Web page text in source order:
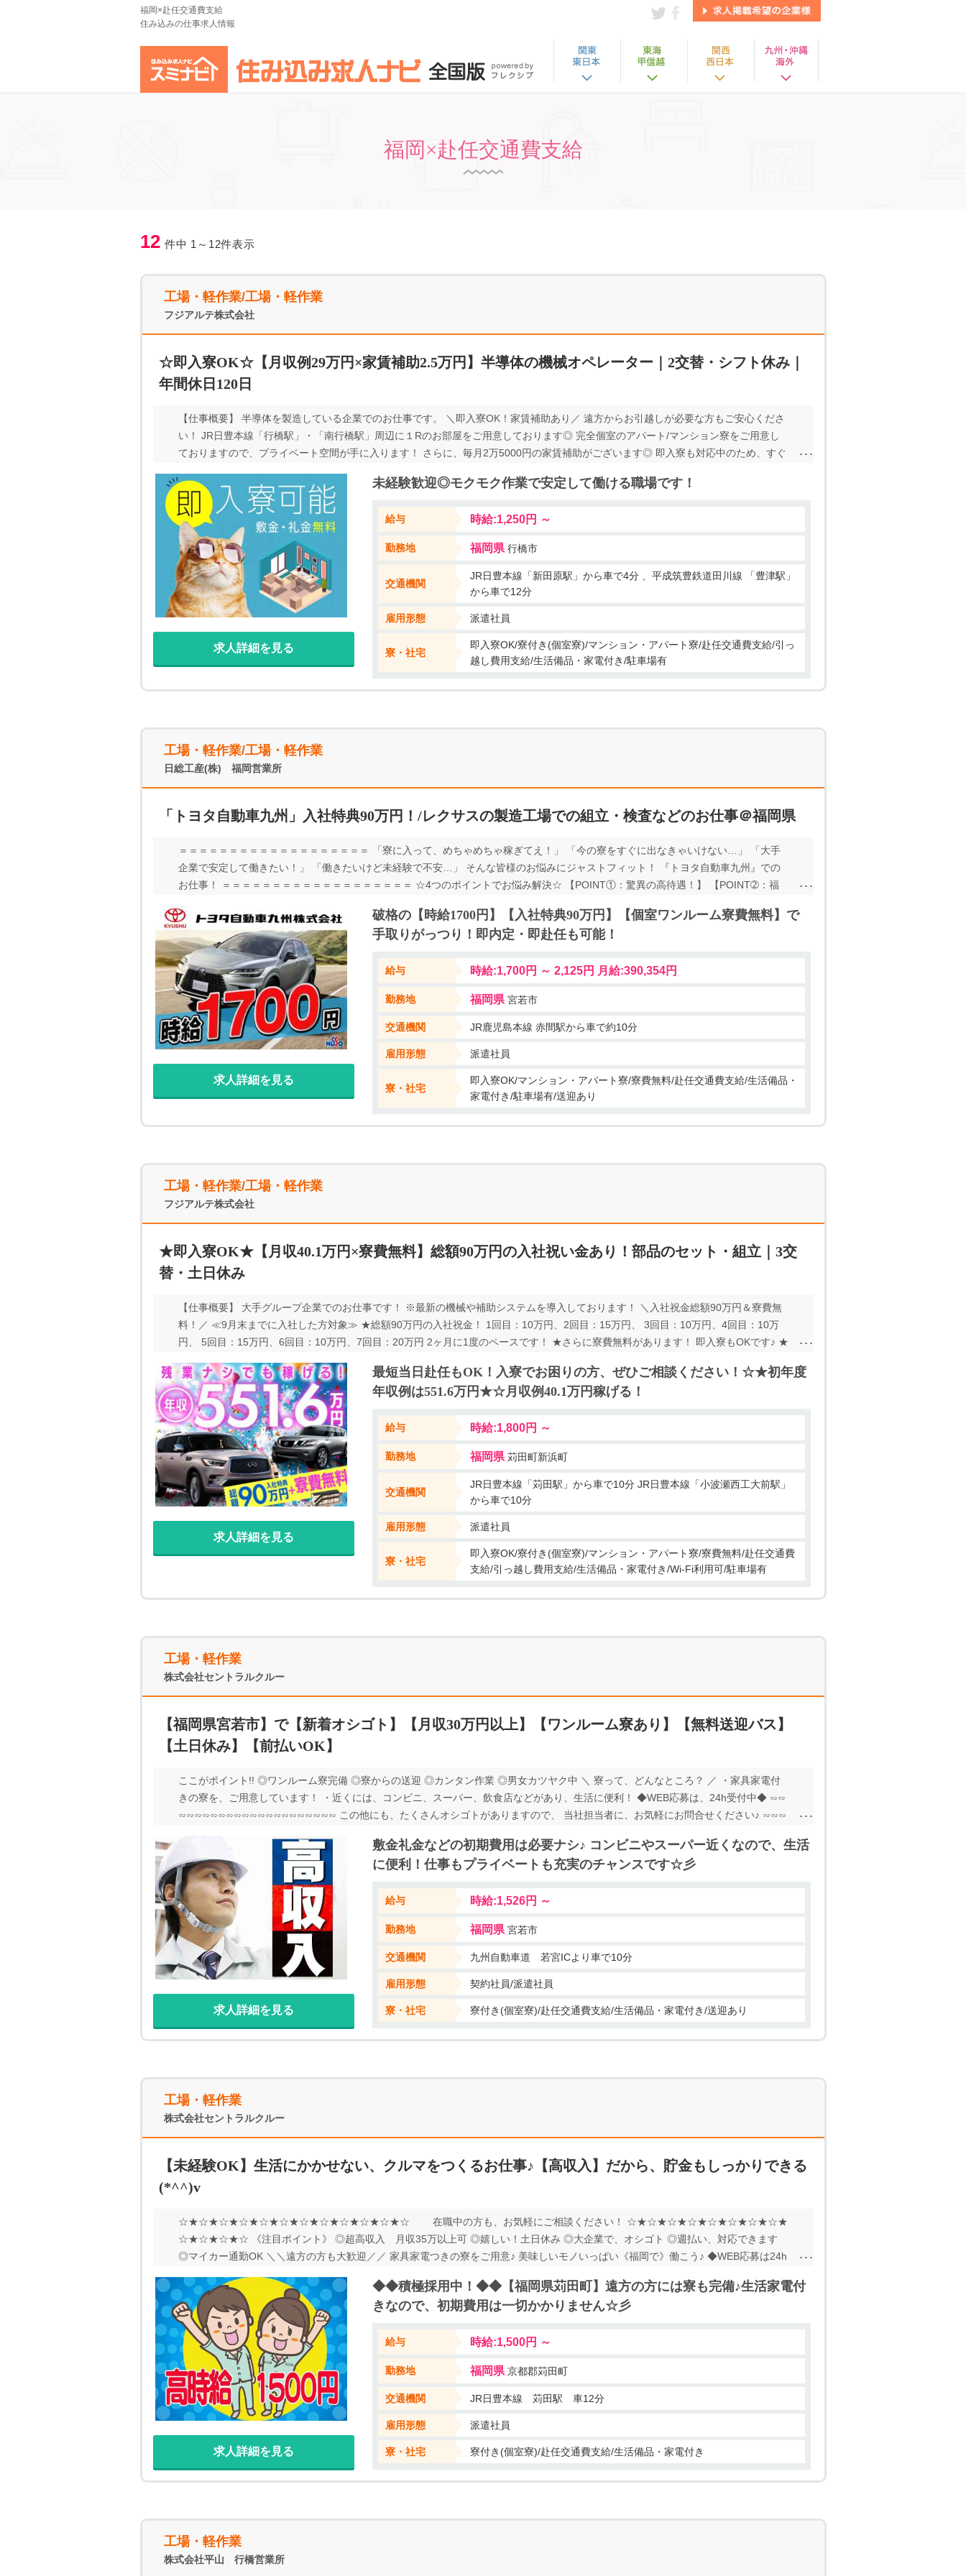
福岡×赴任交通費支給
住み込みの仕事求人情報
福岡×赴任交通費支給
12 件中 1～12件表示
工場・軽作業/工場・軽作業
フジアルテ株式会社
☆即入寮OK☆【月収例29万円×家賃補助2.5万円】半導体の機械オペレーター｜2交替・シフト休み｜
年間休日120日
【仕事概要】 半導体を製造している企業でのお仕事です。 ＼即入寮OK！家賃補助あり／ 遠方からお引越しが必要な方もご安心くださ
い！ JR日豊本線「行橋駅」・「南行橋駅」周辺に１Rのお部屋をご用意しております◎ 完全個室のアパート/マンション寮をご用意し
ておりますので、プライベート空間が手に入ります！ さらに、毎月2万5000円の家賃補助がございます◎ 即入寮も対応中のため、すぐ
内にジムあり！無料で使い放題◎ ・部活動も盛ん♪入部も大歓迎です！ ・空調完備！クリーンルーム内作業のため、年中快適にお仕事
いただけます♪ ご応募お待ちしております！
求人詳細を見る
未経験歓迎◎モクモク作業で安定して働ける職場です！
給与 時給:1,250円 ～
勤務地 福岡県行橋市
交通機関
JR日豊本線「新田原駅」から車で4分 、平成筑豊鉄道田川線 「豊津駅」
から車で12分
雇用形態 派遣社員
寮・社宅
即入寮OK/寮付き(個室寮)/マンション・アパート寮/赴任交通費支給/引っ
越し費用支給/生活備品・家電付き/駐車場有
工場・軽作業/工場・軽作業
日総工産(株) 福岡営業所
「トヨタ自動車九州」入社特典90万円！/レクサスの製造工場での組立・検査などのお仕事＠福岡県
＝＝＝＝＝＝＝＝＝＝＝＝＝＝＝＝＝＝＝ 「寮に入って、めちゃめちゃ稼ぎてえ！」 「今の寮をすぐに出なきゃいけない…」 「大手
企業で安定して働きたい！」 「働きたいけど未経験で不安…」 そんな皆様のお悩みにジャストフィット！ 『トヨタ自動車九州』での
お仕事！ ＝＝＝＝＝＝＝＝＝＝＝＝＝＝＝＝＝＝＝ ☆4つのポイントでお悩み解決☆ 【POINT①：驚異の高待遇！】 【POINT➁：福
ーー 破格の時給1700円でがっつり稼ぐ ＜月収39万円＞以上も可能！ 今なら＜入社特典＞ももらえて もっと嬉しい♪ ーーーーーーーー
ーーーーーーーーーーー 福岡県でのワンルーム寮費が無料！ 支出を減らして、手取りがっつり！！ ーーーーーーーーーーーーーーー
ーーーー 日総工産への正社員登用制度あり！ 【今期50名程度予定】 ーーーーーーーーーーーーーーーーーーー 作業は単純なので未経
験からでも無問題！ 入社後は研修もあるのでさらに安心◎ ーーーーーーーーーーーーーーーーーーー
求人詳細を見る
破格の【時給1700円】【入社特典90万円】【個室ワンルーム寮費無料】で
手取りがっつり！即内定・即赴任も可能！
給与 時給:1,700円 ～ 2,125円 月給:390,354円
勤務地 福岡県宮若市
交通機関 JR鹿児島本線 赤間駅から車で約10分
雇用形態 派遣社員
寮・社宅
即入寮OK/マンション・アパート寮/寮費無料/赴任交通費支給/生活備品・
家電付き/駐車場有/送迎あり
工場・軽作業/工場・軽作業
フジアルテ株式会社
★即入寮OK★【月収40.1万円×寮費無料】総額90万円の入社祝い金あり！部品のセット・組立｜3交
替・土日休み
【仕事概要】 大手グループ企業でのお仕事です！ ※最新の機械や補助システムを導入しております！ ＼入社祝金総額90万円＆寮費無
料！／ ≪9月末までに入社した方対象≫ ★総額90万円の入社祝金！ 1回目：10万円、2回目：15万円、 3回目：10万円、4回目：10万
円、 5回目：15万円、6回目：10万円、7回目：20万円 2ヶ月に1度のペースです！ ★さらに寮費無料があります！ 即入寮もOKです♪ ★
／ 期間限定！ 今なら、紹介してくれた方に10万円、 紹介で入社してくださった方にも5万円をプレゼントいたします！ ※規定有 ◎お
すすめポイント ★車体工程以外は重量物ナシ♪ ★1年中、長袖ポロシャツでのご勤務が可能です！ ★工場未経験の方も大歓迎！ ★しっ
かりとした研修があるので、未経験の方も安心です！ ご面接時に実際のお仕事内容や工場環境などを動画で視聴いただけます。 この機
会にぜひご応募ください♪
求人詳細を見る
最短当日赴任もOK！入寮でお困りの方、ぜひご相談ください！☆★初年度
年収例は551.6万円★☆月収例40.1万円稼げる！
給与 時給:1,800円 ～
勤務地 福岡県苅田町新浜町
交通機関
JR日豊本線「苅田駅」から車で10分 JR日豊本線「小波瀬西工大前駅」
から車で10分
雇用形態 派遣社員
寮・社宅
即入寮OK/寮付き(個室寮)/マンション・アパート寮/寮費無料/赴任交通費
支給/引っ越し費用支給/生活備品・家電付き/Wi-Fi利用可/駐車場有
工場・軽作業
株式会社セントラルクルー
【福岡県宮若市】で【新着オシゴト】【月収30万円以上】【ワンルーム寮あり】【無料送迎バス】
【土日休み】【前払いOK】
ここがポイント!! ◎ワンルーム寮完備 ◎寮からの送迎 ◎カンタン作業 ◎男女カツヤク中 ＼ 寮って、どんなところ？ ／ ・家具家電付
きの寮を、ご用意しています！ ・近くには、コンビニ、スーパー、飲食店などがあり、生活に便利！ ◆WEB応募は、24h受付中◆ ∽∽
∽∽∽∽∽∽∽∽∽∽∽∽∽∽∽∽∽∽∽∽ この他にも、たくさんオシゴトがありますので、 当社担当者に、お気軽にお問合せください♪ ∽∽∽
求人詳細を見る
敷金礼金などの初期費用は必要ナシ♪ コンビニやスーパー近くなので、生活
に便利！仕事もプライベートも充実のチャンスです☆彡
給与 時給:1,526円 ～
勤務地 福岡県宮若市
交通機関 九州自動車道 若宮ICより車で10分
雇用形態 契約社員/派遣社員
寮・社宅 寮付き(個室寮)/赴任交通費支給/生活備品・家電付き/送迎あり
工場・軽作業
株式会社セントラルクルー
【未経験OK】生活にかかせない、クルマをつくるお仕事♪【高収入】だから、貯金もしっかりできる
(*^^)v
☆★☆★☆★☆★☆★☆★☆★☆★☆★☆★☆★☆ 在職中の方も、お気軽にご相談ください！ ☆★☆★☆★☆★☆★☆★☆★☆★
☆★☆★☆★☆ 《注目ポイント》 ◎超高収入 月収35万以上可 ◎嬉しい！土日休み ◎大企業で、オシゴト ◎週払い、対応できます
◎マイカー通勤OK ＼＼遠方の方も大歓迎／／ 家具家電つきの寮をご用意♪ 美味しいモノいっぱい《福岡で》働こう♪ ◆WEB応募は24h
い♪ ∽∽∽∽∽∽∽∽∽∽∽∽∽∽∽∽∽∽∽∽∽∽
求人詳細を見る
◆◆積極採用中！◆◆【福岡県苅田町】遠方の方には寮も完備♪生活家電付
きなので、初期費用は一切かかりません☆彡
給与 時給:1,500円 ～
勤務地 福岡県京都郡苅田町
交通機関 JR日豊本線 苅田駅 車12分
雇用形態 派遣社員
寮・社宅 寮付き(個室寮)/赴任交通費支給/生活備品・家電付き
工場・軽作業
株式会社平山 行橋営業所